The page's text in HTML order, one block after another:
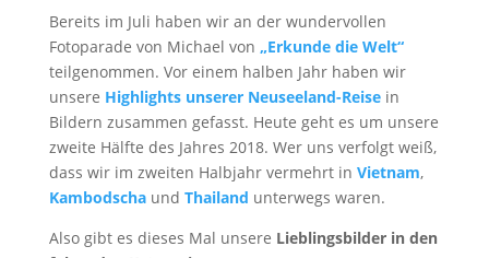
Bereits im Juli haben wir an der wundervollen
Fotoparade von Michael von „Erkunde die Welt“
teilgenommen. Vor einem halben Jahr haben wir
unsere Highlights unserer Neuseeland-Reisein
Bildern zusammen gefasst. Heute geht es um unsere
zweite Hälfte des Jahres 2018. Wer uns verfolgt weiß,
dass wir im zweiten Halbjahr vermehrt in Vietnam,
Kambodschaund Thailand unterwegs waren.
Also gibt es dieses Mal unsere Lieblingsbilder in den